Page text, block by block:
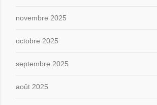
novembre 2025
octobre 2025
septembre 2025
août 2025